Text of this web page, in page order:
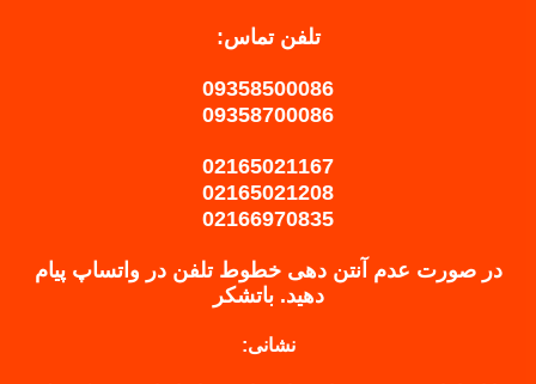
تلفن تماس:
09358500086
09358700086
02165021167
02165021208
02166970835
در صورت عدم آنتن دهی خطوط تلفن در واتساپ پیام
دهید.باتشکر
نشانی: